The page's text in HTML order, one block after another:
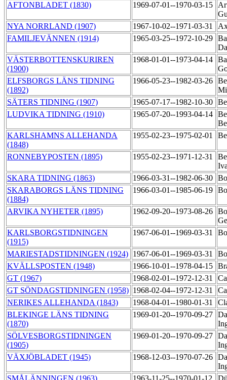
AFTONBLADET (1830)
1969-07-01--1970-03-15
NYA NORRLAND (1907)
1967-10-02--1971-03-31
FAMILJEVÄNNEN (1914)
1965-03-25--1972-10-29
VÄSTERBOTTENSKURIREN
(1900)
1968-01-01--1973-04-14
ELFSBORGS LÄNS TIDNING
(1892)
1966-05-23--1982-03-26
SÄTERS TIDNING (1907)
1965-07-17--1982-10-30
LUDVIKA TIDNING (1910)
1965-07-20--1993-04-14
KARLSHAMNS ALLEHANDA
(1848)
1955-02-23--1975-02-01
RONNEBYPOSTEN (1895) 1955-02-23--1971-12-31
SKARA TIDNING (1863)
1966-03-31--1982-06-30
SKARABORGS LÄNS TIDNING
(1884)
1966-03-01--1985-06-19
ARVIKA NYHETER (1895) 1962-09-20--1973-08-26
KARLSBORGSTIDNINGEN
(1915)
1967-06-01--1969-03-31
MARIESTADSTIDNINGEN (1924) 1967-06-01--1969-03-31
KVÄLLSPOSTEN (1948)
1966-10-01--1978-04-15
GT (1967)
1968-02-01--1972-12-31
GT SÖNDAGSTIDNINGEN (1958) 1968-02-04--1972-12-31
NERIKES ALLEHANDA (1843)
1968-04-01--1980-01-31
BLEKINGE LÄNS TIDNING
(1870)
1969-01-20--1970-09-27
SÖLVESBORGSTIDNINGEN
(1905)
1969-01-20--1970-09-27
VÄXJÖBLADET (1945)
1968-12-03--1970-07-26